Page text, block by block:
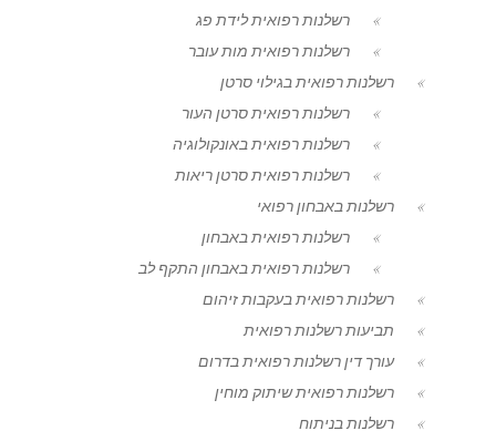
רשלנות רפואית לידת פג
רשלנות רפואית מות עובר
רשלנות רפואית בגילוי סרטן
רשלנות רפואית סרטן העור
רשלנות רפואית באונקולוגיה
רשלנות רפואית סרטן ריאות
רשלנות באבחון רפואי
רשלנות רפואית באבחון
רשלנות רפואית באבחון התקף לב
רשלנות רפואית בעקבות זיהום
תביעות רשלנות רפואית
עורך דין רשלנות רפואית בדרום
רשלנות רפואית שיתוק מוחין
רשלנות בניתוח